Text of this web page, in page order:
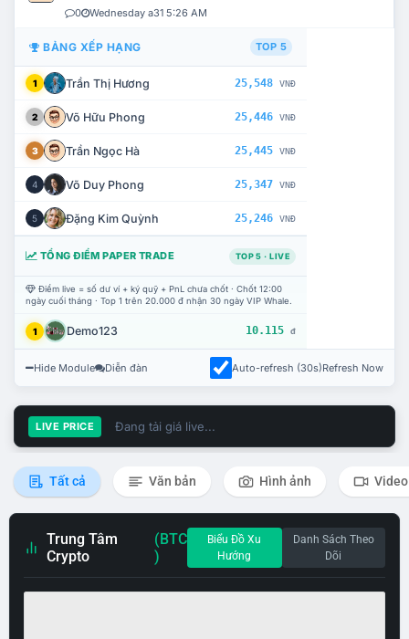
0 Wednesday a31 5:26 AM
BẢNG XẾP HẠNG TOP 5
1 Trần Thị Hương 25,548 VNĐ
2 Võ Hữu Phong 25,446 VNĐ
3 Trần Ngọc Hà 25,445 VNĐ
4 Võ Duy Phong 25,347 VNĐ
5 Đặng Kim Quỳnh 25,246 VNĐ
TỔNG ĐIỂM PAPER TRADE TOP 5 · LIVE
Điểm live = số dư ví + ký quỹ + PnL chưa chốt · Chốt 12:00
ngày cuối tháng · Top 1 trên 20.000 đ nhận 30 ngày VIP Whale.
1 Demo123 10.115 đ
Hide Module Diễn đàn Auto-refresh (30s)Refresh Now
LIVE PRICE Đang tải giá live...
Tất cả Văn bản Hình ảnh Video
Trung Tâm
Crypto
(BTC
)
Biểu Đồ Xu
Hướng
Danh Sách Theo
Dõi